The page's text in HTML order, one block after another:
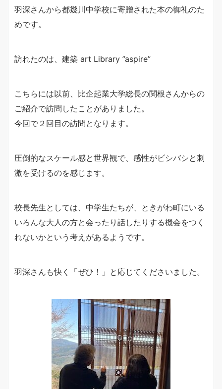
羽深さんから都幾川中学校に寄贈された本の御礼のた
めです。
訪れたのは、建築 art Library ”aspire”
こちらには以前、比企起業大学総長の関根さんからの
ご紹介で訪問したことがありました。
今回で２回目の訪問となります。
圧倒的なスケール感と世界観で、感性がビシバシと刺
激を受けるのを感じます。
校長先生としては、中学生たちが、ときがわ町にいる
いろんな大人の方と会ったり話したりする機会をつく
れないかという考えがあるようです。
羽深さんも快く「ぜひ！」と応じてくださいました。